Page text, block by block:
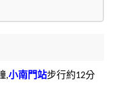
,小南門站步行約12分